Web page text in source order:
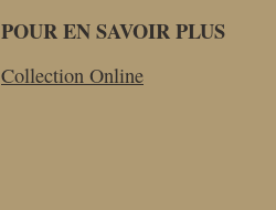
POUR EN SAVOIR PLUS
Collection Online